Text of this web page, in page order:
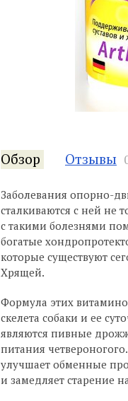
Обзор Отзывы
Заболевания опорно-
сталкиваются с ней не
с такими болезнями
богатые
которые существуют
Хрящей.
Формула этих
скелета собаки и ее
являются пивные
питания
улучшает обменные
и замедляет старение